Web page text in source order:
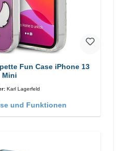
Fun Case iPhone 13
Mini
Karl Lagerfeld
und Funktionen